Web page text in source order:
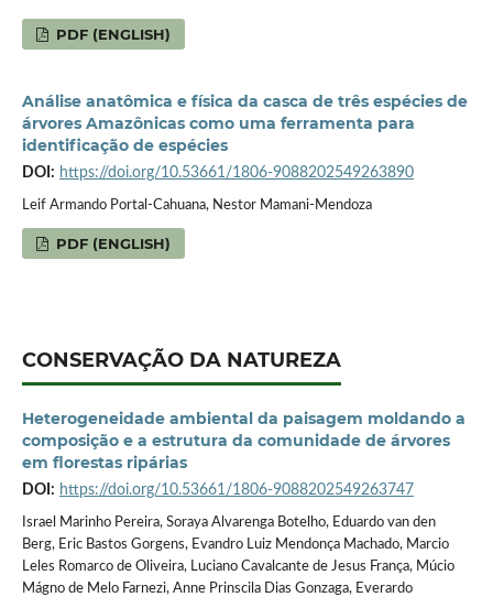
PDF (ENGLISH)
Análise anatômica e física da casca de três espécies de
árvores Amazônicas como uma ferramenta para
identificação de espécies
DOI: https://doi.org/10.53661/1806-9088202549263890
Leif Armando Portal-Cahuana, Nestor Mamani-Mendoza
PDF (ENGLISH)
CONSERVAÇÃO DA NATUREZA
Heterogeneidade ambiental da paisagem moldando a
composição e a estrutura da comunidade de árvores
em florestas ripárias
DOI: https://doi.org/10.53661/1806-9088202549263747
Israel Marinho Pereira, Soraya Alvarenga Botelho, Eduardo van den
Berg, Eric Bastos Gorgens, Evandro Luiz Mendonça Machado, Marcio
Leles Romarco de Oliveira, Luciano Cavalcante de Jesus França, Múcio
Mágno de Melo Farnezi, Anne Prinscila Dias Gonzaga, Everardo